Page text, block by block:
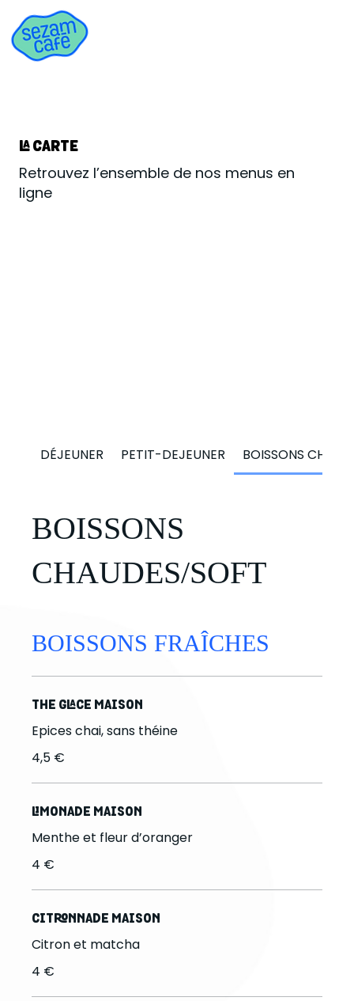
Retrouvez l’ensemble de nos menus en
ligne
LA CARTE
DÉJEUNER PETIT-DEJEUNER BOISSONS
BOISSONS
CHAUDES/SOFT
BOISSONS FRAÎCHES
THE GLACE MAISON
Epices chai, sans théine
4,5 €
LIMONADE MAISON
Menthe et fleur d’oranger
4 €
CITRONNADE MAISON
Citron et matcha
4 €